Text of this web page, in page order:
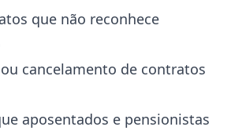
que não reconhece
cancelamento de contratos
aposentados e pensionistas